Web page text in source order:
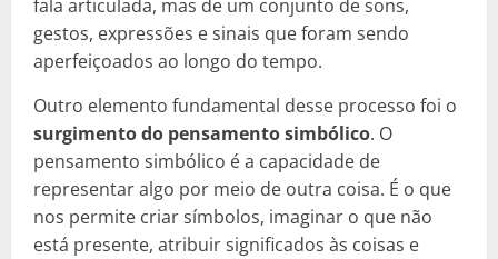
fala articulada, mas de um conjunto de sons,
gestos, expressões e sinais que foram sendo
aperfeiçoados ao longo do tempo.
Outro elemento fundamental desse processo foi o
surgimento do pensamento simbólico. O
pensamento simbólico é a capacidade de
representar algo por meio de outra coisa. É o que
nos permite criar símbolos, imaginar o que não
está presente, atribuir significados às coisas e